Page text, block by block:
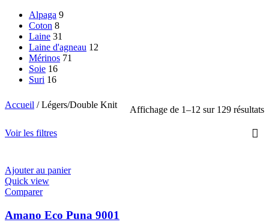
Alpaga 9
Coton 8
Laine 31
Laine d'agneau 12
Mérinos 71
Soie 16
Suri 16
Accueil /Légers/Double Knit Affichage de 1–12 sur 129 résultats
Voir les filtres
Ajouter au panier
Quick view
Comparer
Amano Eco Puna 9001